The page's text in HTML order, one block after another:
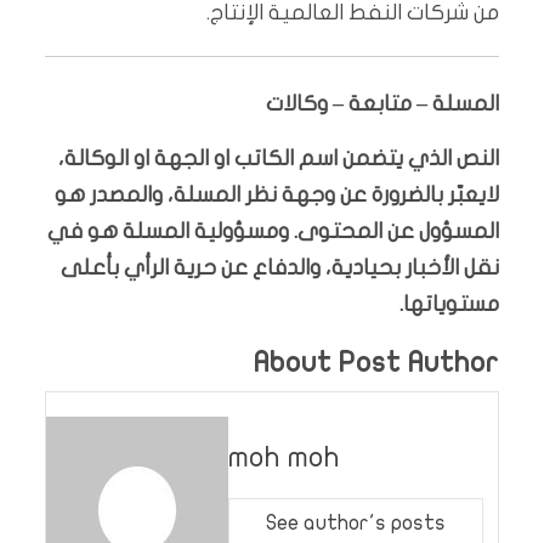
من شركات النفط العالمية الإنتاج.
المسلة – متابعة – وكالات
النص الذي يتضمن اسم الكاتب او الجهة او الوكالة،
لايعبّر بالضرورة عن وجهة نظر المسلة، والمصدر هو
المسؤول عن المحتوى. ومسؤولية المسلة هو في
نقل الأخبار بحيادية، والدفاع عن حرية الرأي بأعلى
مستوياتها.
About Post Author
moh moh
See author's posts